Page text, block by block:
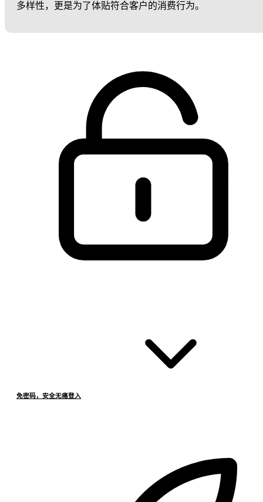
多样性，更是为了体贴符合客户的消费行为。
免密码，安全无痛登入